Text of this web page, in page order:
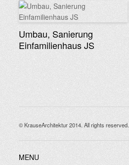
Umbau, Sanierung
Einfamilienhaus JS
© KrauseArchitektur 2014. All rights reserved.
MENU